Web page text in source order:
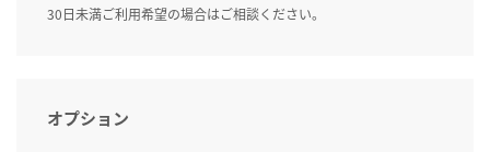
30日未満ご利用希望の場合はご相談ください。
オプション